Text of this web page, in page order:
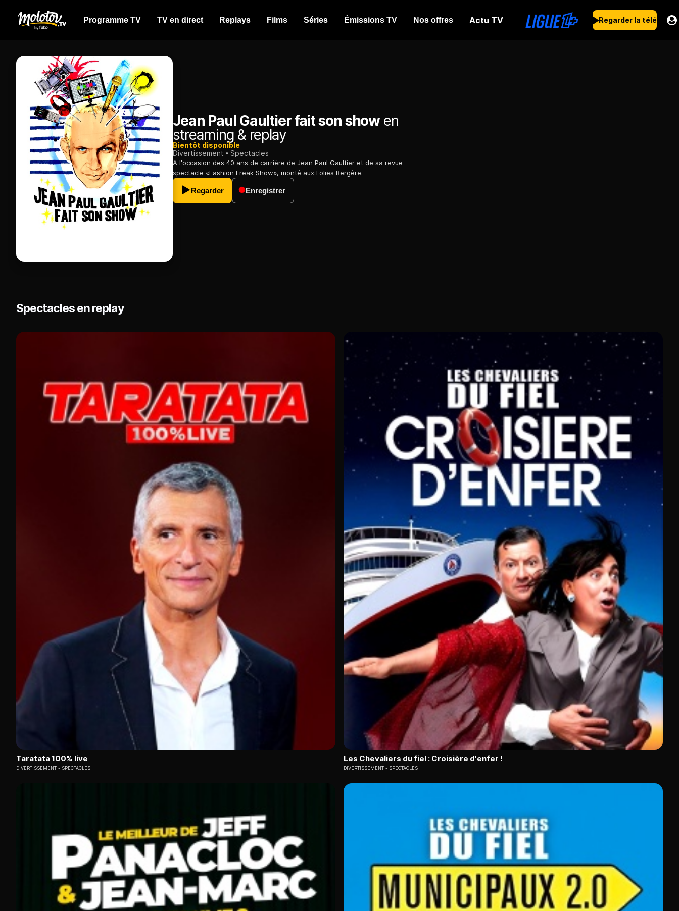
Programme TV TV en direct Replays Films Séries Émissions TV Nos offres Actu TV Regarder la télé
Jean Paul Gaultier fait son showen
streaming & replay
Bientôt disponible
Divertissement
Spectacles
A l'occasion des 40 ans de carrière de Jean Paul Gaultier et de sa revue
spectacle «Fashion Freak Show», monté aux Folies Bergère.
Regarder Enregistrer
Spectacles en replay
Taratata 100% live
DIVERTISSEMENT SPECTACLES
Les Chevaliers du fiel : Croisière d'enfer !
DIVERTISSEMENT SPECTACLES